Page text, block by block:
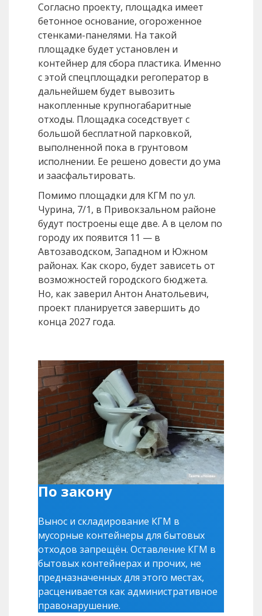
Согласно проекту, площадка имеет
бетонное основание, огороженное
стенками-панелями. На такой
площадке будет установлен и
контейнер для сбора пластика. Именно
с этой спецплощадки регоператор в
дальнейшем будет вывозить
накопленные крупногабаритные
отходы. Площадка соседствует с
большой бесплатной парковкой,
выполненной пока в грунтовом
исполнении. Ее решено довести до ума
и заасфальтировать.
Помимо площадки для КГМ по ул.
Чурина, 7/1, в Привокзальном районе
будут построены еще две. А в целом по
городу их появится 11 — в
Автозаводском, Западном и Южном
районах. Как скоро, будет зависеть от
возможностей городского бюджета.
Но, как заверил Антон Анатольевич,
проект планируется завершить до
конца 2027 года.
По закону
Вынос и складирование КГМ в
мусорные контейнеры для бытовых
отходов запрещён. Оставление КГМ в
бытовых контейнерах и прочих, не
предназначенных для этого местах,
расценивается как административное
правонарушение.